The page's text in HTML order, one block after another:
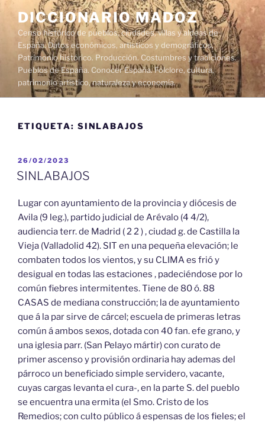
contenido
DICCIONARIO MADOZ
Censo histórico de pueblos, ciudades, villas y aldeas de
España. Datos económicos, artísticos y demográficos.
Patrimonio histórico. Producción. Costumbres y tradiciones.
Pueblos de España. Conocer España. Folclore, cultura,
patrimonio artístico, naturaleza y economía.
ETIQUETA: SINLABAJOS
PUBLICADO
EL
26/02/2023
SINLABAJOS
Lugar con ayuntamiento de la provincia y diócesis de
Avila (9 leg.), partido judicial de Arévalo (4 4/2),
audiencia terr. de Madrid ( 2 2 ) , ciudad g. de Castilla la
Vieja (Valladolid 42). SIT en una pequeña elevación; le
combaten todos los vientos, y su CLIMA es frió y
desigual en todas las estaciones , padeciéndose por lo
común fiebres intermitentes. Tiene de 80 ó. 88
CASAS de mediana construcción; la de ayuntamiento
que á la par sirve de cárcel; escuela de primeras letras
común á ambos sexos, dotada con 40 fan. efe grano, y
una iglesia parr. (San Pelayo mártir) con curato de
primer ascenso y provisión ordinaria hay ademas del
párroco un beneficiado simple servidero, vacante,
cuyas cargas levanta el cura-, en la parte S. del pueblo
se encuentra una ermita (el Smo. Cristo de los
Remedios; con culto público á espensas de los fieles; el